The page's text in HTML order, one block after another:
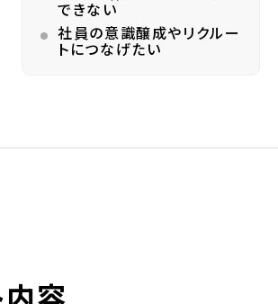
できない
社員の意識醸成やリクルー
トにつなげたい